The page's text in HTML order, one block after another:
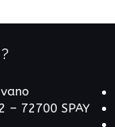
– 72700 SPAY